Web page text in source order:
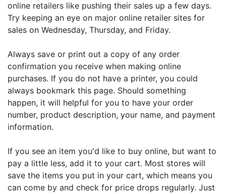
online retailers like pushing their sales up a few days.
Try keeping an eye on major online retailer sites for
sales on Wednesday, Thursday, and Friday.
Always save or print out a copy of any order
confirmation you receive when making online
purchases. If you do not have a printer, you could
always bookmark this page. Should something
happen, it will helpful for you to have your order
number, product description, your name, and payment
information.
If you see an item you'd like to buy online, but want to
pay a little less, add it to your cart. Most stores will
save the items you put in your cart, which means you
can come by and check for price drops regularly. Just